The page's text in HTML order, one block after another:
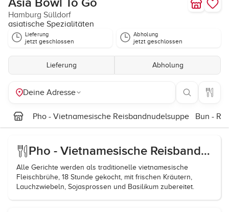
Hamburg Sülldorf
asiatische Spezialitäten
Lieferung
jetzt geschlossen
Abholung
jetzt geschlossen
Lieferung Abholung
Deine Adresse
Pho - Vietnamesische Reisbandnudelsuppe Bun -
Pho - Vietnamesische Reisbandnudelsuppe
Alle Gerichte werden als traditionelle vietnamesische
Fleischbrühe, 18 Stunde gekocht, mit frischen Kräutern,
Lauchzwiebeln, Sojasprossen und Basilikum zubereitet.